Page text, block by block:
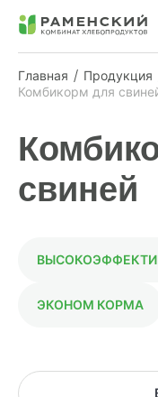
Главная Продукция
Комбикорм для
свиней
ЭКОНОМ КОРМА
МУКА
КОМПАНИЯ
ЗАКУПКИ